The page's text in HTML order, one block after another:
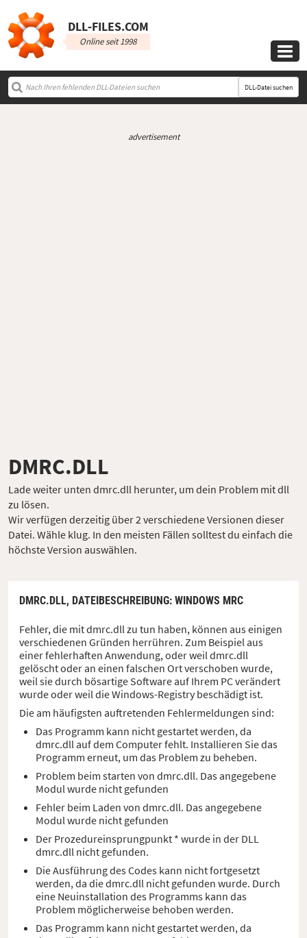
DLL‑FILES.COM
Online seit 1998

DLL-Datei suchen
advertisement
DMRC.DLL
Lade weiter unten dmrc.dll herunter, um dein Problem mit dll
zu lösen.
Wir verfügen derzeitig über 2 verschiedene Versionen dieser
Datei. Wähle klug. In den meisten Fällen solltest du einfach die
höchste Version auswählen.
DMRC.DLL, DATEIBESCHREIBUNG: WINDOWS MRC
Fehler, die mit dmrc.dll zu tun haben, können aus einigen
verschiedenen Gründen herrühren. Zum Beispiel aus
einer fehlerhaften Anwendung, oder weil dmrc.dll
gelöscht oder an einen falschen Ort verschoben wurde,
weil sie durch bösartige Software auf Ihrem PC verändert
wurde oder weil die Windows-Registry beschädigt ist.
Die am häufigsten auftretenden Fehlermeldungen sind:
Das Programm kann nicht gestartet werden, da
dmrc.dll auf dem Computer fehlt. Installieren Sie das
Programm erneut, um das Problem zu beheben.
Problem beim starten von dmrc.dll. Das angegebene
Modul wurde nicht gefunden
Fehler beim Laden von dmrc.dll. Das angegebene
Modul wurde nicht gefunden
Der Prozedureinsprungpunkt * wurde in der DLL
dmrc.dll nicht gefunden.
Die Ausführung des Codes kann nicht fortgesetzt
werden, da die dmrc.dll nicht gefunden wurde. Durch
eine Neuinstallation des Programms kann das
Problem möglicherweise behoben werden.
Das Programm kann nicht gestartet werden, da